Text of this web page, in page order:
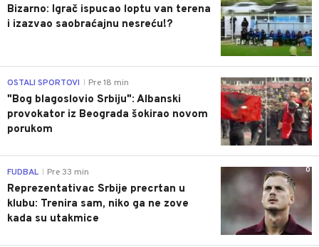
Bizarno: Igrač ispucao loptu van terena
i izazvao saobraćajnu nesreću!?
0
OSTALI SPORTOVI Pre 18 min
"Bog blagoslovio Srbiju": Albanski
provokator iz Beograda šokirao novom
porukom
0
FUDBAL Pre 33 min
Reprezentativac Srbije precrtan u
klubu: Trenira sam, niko ga ne zove
kada su utakmice